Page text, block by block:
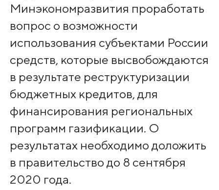
Минэкономразвития проработать
вопрос о возможности
использования субъектами России
средств, которые высвобождаются
в результате реструктуризации
бюджетных кредитов, для
финансирования региональных
программ газификации. О
результатах необходимо доложить
в правительство до 8 сентября
2020 года.